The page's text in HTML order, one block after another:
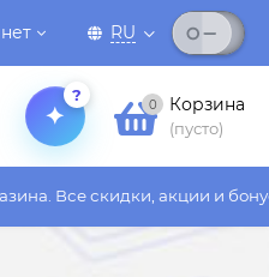
RU
?
0 Корзина
(пусто)
акции и бонусы действуют